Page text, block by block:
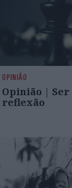
OPINIÃO
Opinião |
reflexão